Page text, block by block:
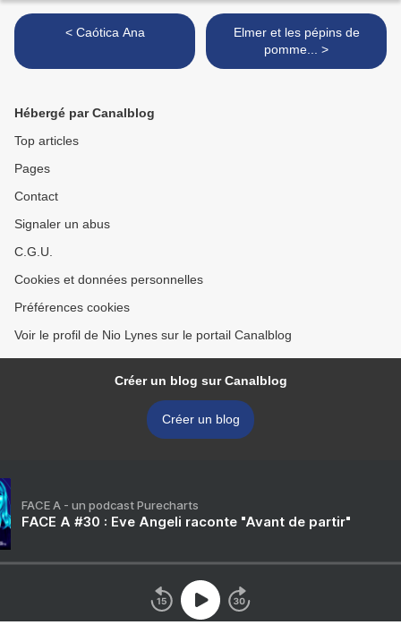
< Caótica Ana
Elmer et les pépins de
pomme... >
Hébergé par Canalblog
Top articles
Pages
Contact
Signaler un abus
C.G.U.
Cookies et données personnelles
Préférences cookies
Voir le profil de Nio Lynes sur le portail Canalblog
Créer un blog sur Canalblog
Créer un blog
FACE A - un podcast Purecharts
FACE A #30 : Eve Angeli raconte "Avant de partir"